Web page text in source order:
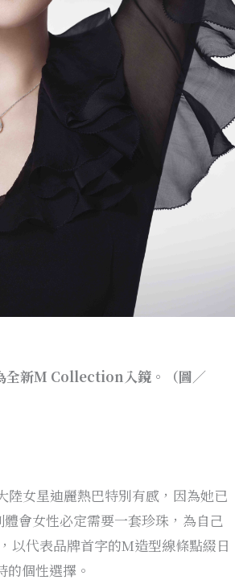
新M Collection入鏡。（圖／
陸女星迪麗熱巴特別有感，因為她已
會女性必定需要一套珍珠，為自己
代表品牌首字的M造型線條點綴日
個性選擇。